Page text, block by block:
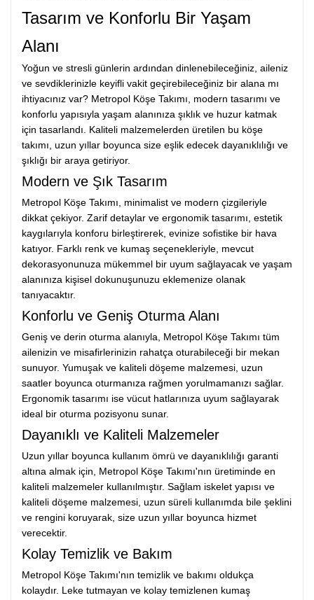
Tasarım ve Konforlu Bir Yaşam
Alanı
Yoğun ve stresli günlerin ardından dinlenebileceğiniz, aileniz
ve sevdiklerinizle keyifli vakit geçirebileceğiniz bir alana mı
ihtiyacınız var? Metropol Köşe Takımı, modern tasarımı ve
konforlu yapısıyla yaşam alanınıza şıklık ve huzur katmak
için tasarlandı. Kaliteli malzemelerden üretilen bu köşe
takımı, uzun yıllar boyunca size eşlik edecek dayanıklılığı ve
şıklığı bir araya getiriyor.
Modern ve Şık Tasarım
Metropol Köşe Takımı, minimalist ve modern çizgileriyle
dikkat çekiyor. Zarif detaylar ve ergonomik tasarımı, estetik
kaygılarıyla konforu birleştirerek, evinize sofistike bir hava
katıyor. Farklı renk ve kumaş seçenekleriyle, mevcut
dekorasyonunuza mükemmel bir uyum sağlayacak ve yaşam
alanınıza kişisel dokunuşunuzu eklemenize olanak
tanıyacaktır.
Konforlu ve Geniş Oturma Alanı
Geniş ve derin oturma alanıyla, Metropol Köşe Takımı tüm
ailenizin ve misafirlerinizin rahatça oturabileceği bir mekan
sunuyor. Yumuşak ve kaliteli döşeme malzemesi, uzun
saatler boyunca oturmanıza rağmen yorulmamanızı sağlar.
Ergonomik tasarımı ise vücut hatlarınıza uyum sağlayarak
ideal bir oturma pozisyonu sunar.
Dayanıklı ve Kaliteli Malzemeler
Uzun yıllar boyunca kullanım ömrü ve dayanıklılığı garanti
altına almak için, Metropol Köşe Takımı'nın üretiminde en
kaliteli malzemeler kullanılmıştır. Sağlam iskelet yapısı ve
kaliteli döşeme malzemesi, uzun süreli kullanımda bile şeklini
ve rengini koruyarak, size uzun yıllar boyunca hizmet
verecektir.
Kolay Temizlik ve Bakım
Metropol Köşe Takımı'nın temizlik ve bakımı oldukça
kolaydır. Leke tutmayan ve kolay temizlenen kumaş